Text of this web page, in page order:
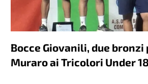
Bocce Giovanili, due bronzi
Muraro ai Tricolori Under